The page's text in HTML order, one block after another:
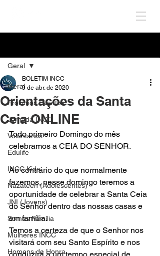
Geral
Próximos Eventos
Jornada INCC
Voluntários
Edulife
INCC Kids
Nazateen (Adolescentes)
JNI (Jovens)
Somos Família
Mulheres INCC
Homens de Honra
Geral
Orientações da Santa
Ceia ONLINE
BOLETIM INCC
9 de abr. de 2020
Todo primeiro Domingo do mês
celebramos a CEIA DO SENHOR.
Ao contrário do que normalmente
fazemos, nesse domingo teremos a
oportunidade de celebrar a Santa Ceia
do Senhor dentro das nossas casas e
em família.
Temos a certeza de que o Senhor nos
visitará com seu Santo Espírito e nos